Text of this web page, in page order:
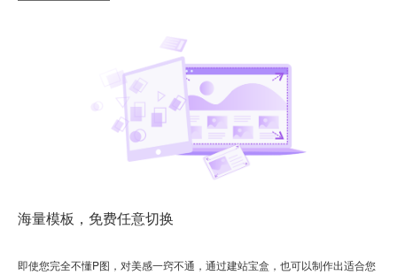
海量模板，免费任意切换
即使您完全不懂P图，对美感一窍不通，通过建站宝盒，也可以制作出适合您